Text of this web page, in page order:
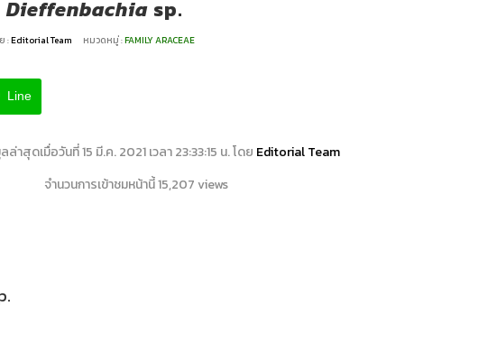
Dieffenbachia sp.
:Editorial Team หมวดหมู่ :FAMILY ARACEAE
Line
าสุดเมื่อวันที่ 15 มี.ค. 2021 เวลา 23:33:15 น. โดย Editorial Team
จำนวนการเข้าชมหน้านี้ 15,207 views